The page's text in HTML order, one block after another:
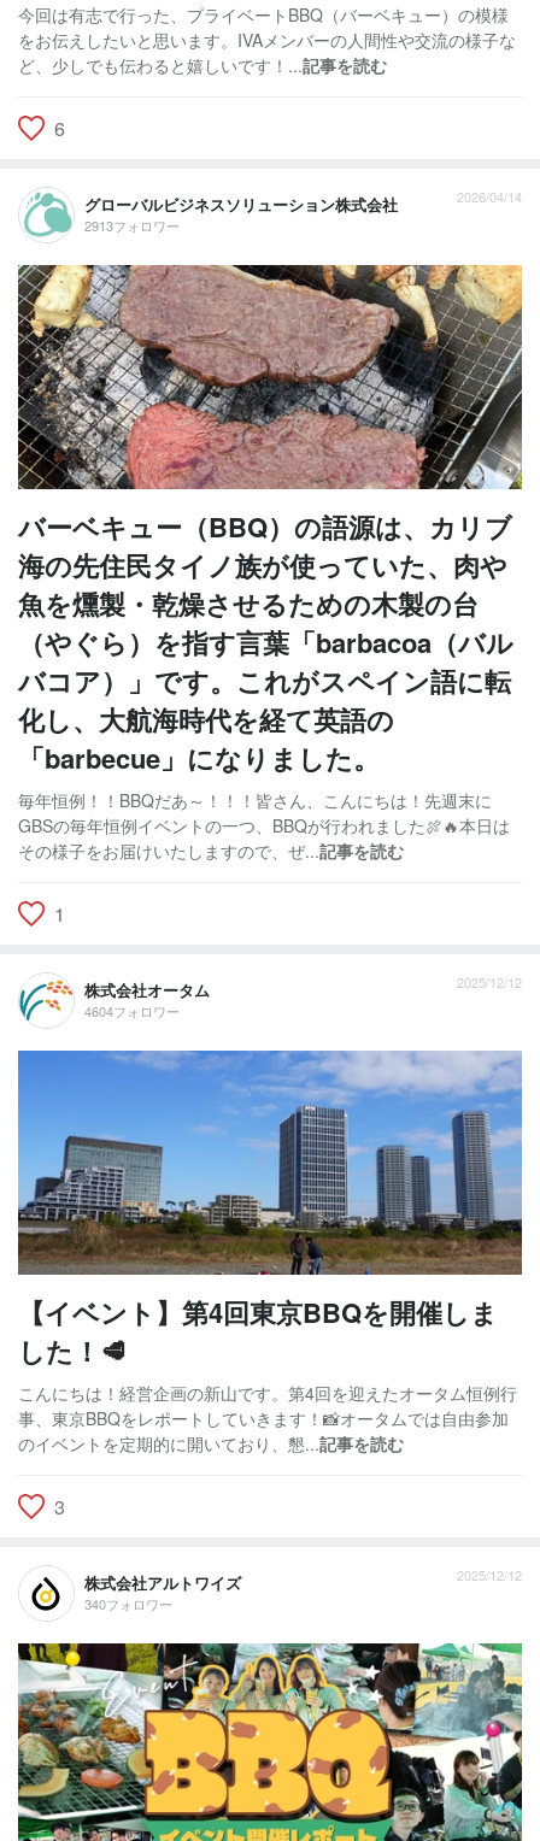
今回は有志で行った、プライベートBBQ（バーベキュー）の模様
をお伝えしたいと思います。IVAメンバーの人間性や交流の様子な
ど、少しでも伝わると嬉しいです！...記事を読む
6
グローバルビジネスソリューション株式会社
2913フォロワー
2026/04/14
バーベキュー（BBQ）の語源は、カリブ
海の先住民タイノ族が使っていた、肉や
魚を燻製・乾燥させるための木製の台
（やぐら）を指す言葉「barbacoa（バル
バコア）」です。これがスペイン語に転
化し、大航海時代を経て英語の
「barbecue」になりました。
毎年恒例！！BBQだあ～！！！皆さん、こんにちは！先週末に
GBSの毎年恒例イベントの一つ、BBQが行われました🍖🔥本日は
その様子をお届けいたしますので、ぜ...記事を読む
1
株式会社オータム
4604フォロワー
2025/12/12
【イベント】第4回東京BBQを開催しま
した！🥩
こんにちは！経営企画の新山です。第4回を迎えたオータム恒例行
事、東京BBQをレポートしていきます！📸オータムでは自由参加
のイベントを定期的に開いており、懇...記事を読む
3
株式会社アルトワイズ
340フォロワー
2025/12/12